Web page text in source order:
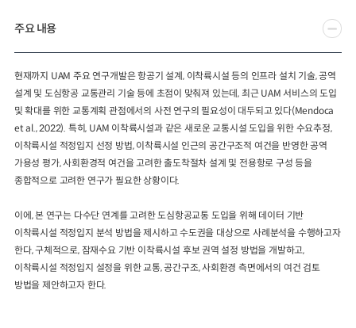
주요 내용
현재까지 UAM주요 연구개발은 항공기 설계, 이착륙시설 등의 인프라 설치 기술,공역
설계 및 도심항공 교통관리 기술 등에 초점이 맞춰져 있는데, 최근 UAM 서비스의 도입
및 확대를 위한 교통계획 관점에서의 사전 연구의 필요성이 대두되고 있다(Mendoca
et al., 2022). 특히, UAM 이착륙시설과 같은 새로운 교통시설 도입을 위한 수요추정,
이착륙시설 적정입지 선정 방법, 이착륙시설 인근의 공간구조적 여건을 반영한 공역
가용성 평가,사회환경적 여건을 고려한 출도착절차 설계 및 전용항로 구성 등을
종합적으로 고려한 연구가 필요한 상황이다.
이에,본 연구는 다수단 연계를 고려한 도심항공교통 도입을 위해 데이터 기반
이착륙시설 적정입지 분석 방법을 제시하고 수도권을 대상으로 사례분석을 수행하고자
한다,구체적으로, 잠재수요 기반 이착륙시설 후보 권역 설정 방법을 개발하고,
이착륙시설 적정입지 설정을 위한 교통,공간구조,사회환경 측면에서의 여건 검토
방법을 제안하고자 한다.
2024년 국가교통조사 및 분석
요약보고서
수단분담모형
여객OD현행화
권역별통행지표
사회경제지표
교통수요예측
2024.12.31
2024 생활물류 서비스 보
2025.09.30